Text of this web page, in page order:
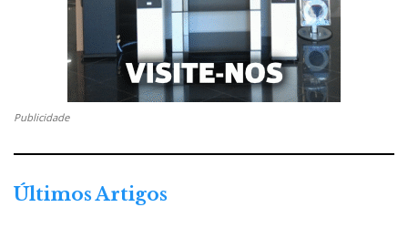
Publicidade
Últimos Artigos